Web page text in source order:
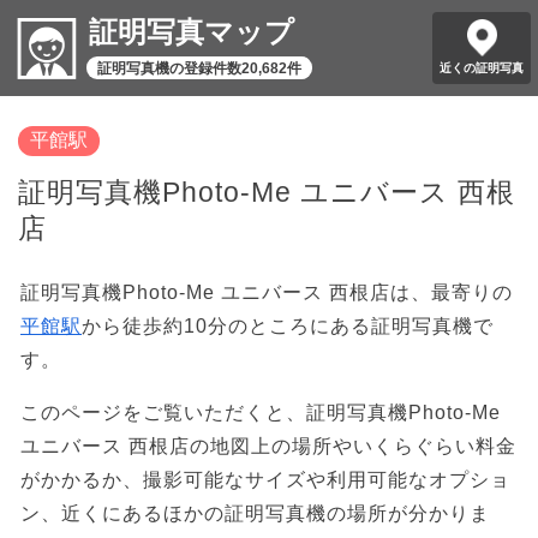
証明写真マップ
証明写真機の登録件数20,682件 近くの証明写真
平館駅
証明写真機Photo-Me ユニバース 西根
店
証明写真機Photo-Me ユニバース 西根店は、最寄りの
平館駅から徒歩約10分のところにある証明写真機で
す。
このページをご覧いただくと、証明写真機Photo-Me
ユニバース 西根店の地図上の場所やいくらぐらい料金
がかかるか、撮影可能なサイズや利用可能なオプショ
ン、近くにあるほかの証明写真機の場所が分かりま